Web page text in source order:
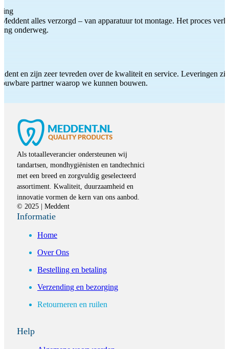
alles verzorgd – van apparatuur tot montage. Het proces
onderweg.
en zijn zeer tevreden over de kwaliteit en service. Leveringen
partner waarop we kunnen bouwen.
Als totaalleverancier ondersteunen wij
tandartsen, mondhygiënisten en tandtechnici
met een breed en zorgvuldig geselecteerd
assortiment. Kwaliteit, duurzaamheid en
innovatie vormen de kern van ons aanbod.
© 2025 | Meddent
Informatie
Home
Over Ons
Bestelling en betaling
Verzending en bezorging
Retourneren en ruilen
Help